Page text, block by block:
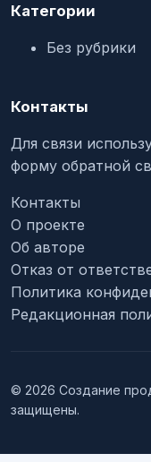
Категории
Без рубрики
Контакты
Для связи
форму обратной
Контакты
О проекте
Об авторе
Отказ от
Политика
Редакционная
© 2026 Создание
защищены.